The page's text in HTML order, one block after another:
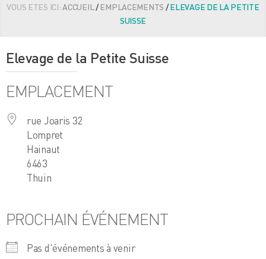
VOUS ETES ICI:ACCUEIL/EMPLACEMENTS /ELEVAGE DE LA PETITE
SUISSE
Elevage de la Petite Suisse
EMPLACEMENT
rue Joaris 32
Lompret
Hainaut
6463
Thuin
PROCHAIN ÉVÉNEMENT
Pas d'événements à venir